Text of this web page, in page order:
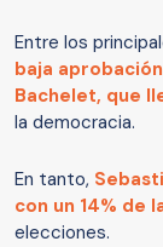
Entre los
baja
Bachelet, que
la democracia.
En tanto,
con un 14% de
elecciones.